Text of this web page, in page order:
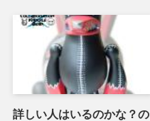
詳しい人はいるのかな？の